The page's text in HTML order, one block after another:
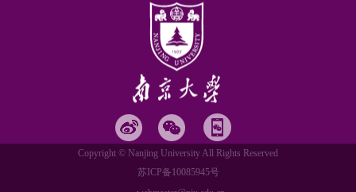
Copyright © Nanjing University All Rights Reserved
苏ICP备10085945号